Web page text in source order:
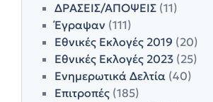
ΔΡΑΣΕΙΣ/ΑΠΟΨΕΙΣ (11)
Έγραψαν (111)
Εθνικές Εκλογές 2019 (20)
Εθνικές Εκλογές 2023 (25)
Ενημερωτικά Δελτία (40)
Επιτροπές (185)